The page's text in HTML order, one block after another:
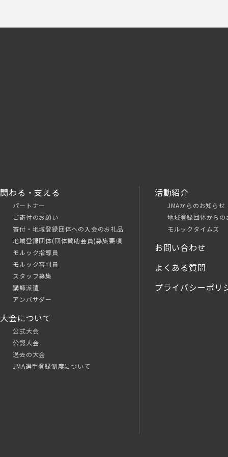
関わる・支える
パートナー
ご寄付のお願い
寄付・地域登録団体への入会のお礼品
地域登録団体(団体賛助会員)募集要項
モルック指導員
モルック審判員
スタッフ募集
講師派遣
アンバサダー
大会について
公式大会
公認大会
過去の大会
JMA選手登録制度について
活動紹介
JMAからのお知らせ
地域登録団体からの
モルックタイムズ
お問い合わせ
よくある質問
プライバシーポリ